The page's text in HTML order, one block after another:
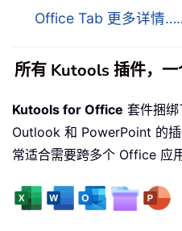
Office Tab 更多详情
所有 Kutools 插件，
Kutools for Office 套件捆绑
Outlook 和 PowerPoint 的
常适合需要跨多个 Office 应